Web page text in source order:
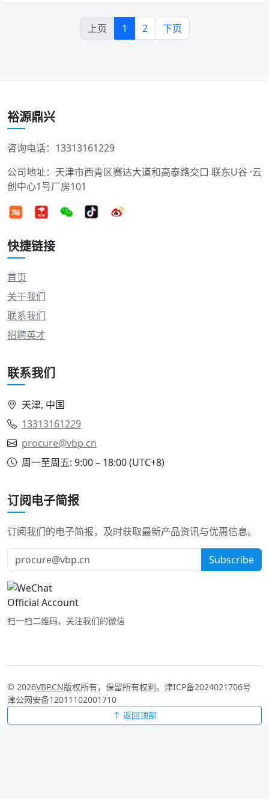
上页 1 2 下页
裕源鼎兴
咨询电话：13313161229
公司地址：天津市西青区赛达大道和高泰路交口 联东U谷 ·云
创中心1号厂房101
快捷链接
首页
关于我们
联系我们
招聘英才
联系我们
天津, 中国
13313161229
procure@vbp.cn
周一至周五: 9:00 – 18:00 (UTC+8)
订阅电子简报
订阅我们的电子简报，及时获取最新产品资讯与优惠信息。
Subscribe
扫一扫二维码，关注我们的微信
© 2026VBP.CN版权所有，保留所有权利。 津ICP备2024021706号
津公网安备12011102001710
返回顶部